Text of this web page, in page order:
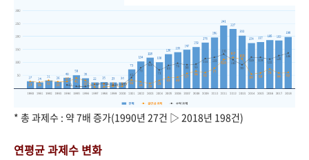
* 총 과제수 : 약 7배 증가(1990년 27건 ▷ 2018년 198건)
연평균 과제수 변화